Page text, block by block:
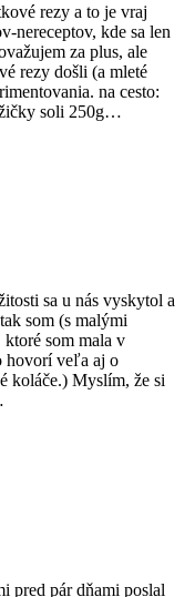
rezy a to je vraj
nereceptov, kde sa len
za plus, ale
rezy došli (a mleté
na cesto:
soli 250g…
sa u nás vyskytol a
som (s malými
som mala v
hovorí veľa aj o
koláče.) Myslím, že si
pred pár dňami poslal